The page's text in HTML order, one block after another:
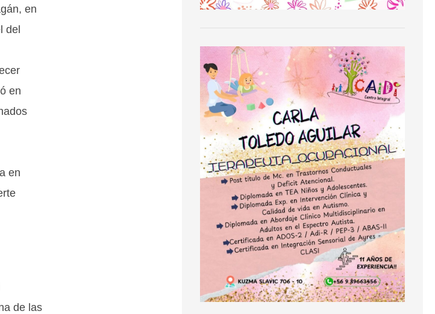
en
del
en
en
de las